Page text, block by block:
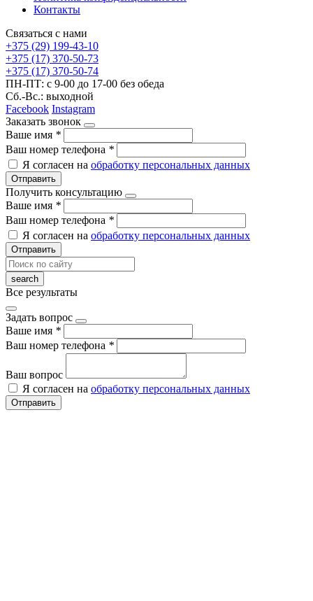
Контакты
Связаться с нами
+375 (29) 199-43-10
+375 (17) 370-50-73
+375 (17) 370-50-74
ПН-ПТ: с 9-00 до 17-00 без обеда
Сб.-Вс.: выходной
Facebook Instagram
Заказать звонок
Ваше имя *
Ваш номер телефона *
Я согласен на обработку персональных данных
Отправить
Получить консультацию
Ваше имя *
Ваш номер телефона *
Я согласен на обработку персональных данных
Отправить
Все результаты
Задать вопрос
Ваше имя *
Ваш номер телефона *
Ваш вопрос
Я согласен на обработку персональных данных
Отправить